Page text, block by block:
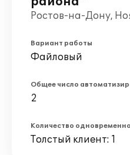
Ростов-на-Дону,
Вариант работы
Файловый
Общее число
2
Количество
Толстый клиент: 1